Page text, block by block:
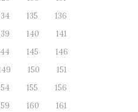
135
136
140
141
145
146
150
151
155
156
160
161